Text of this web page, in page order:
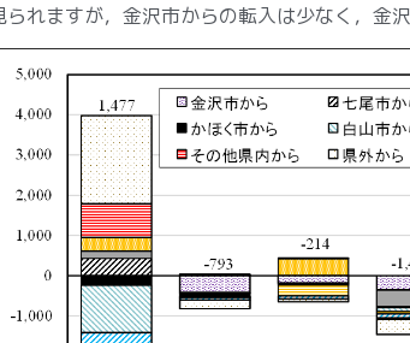
られますが，金沢市からの転入は少なく，金